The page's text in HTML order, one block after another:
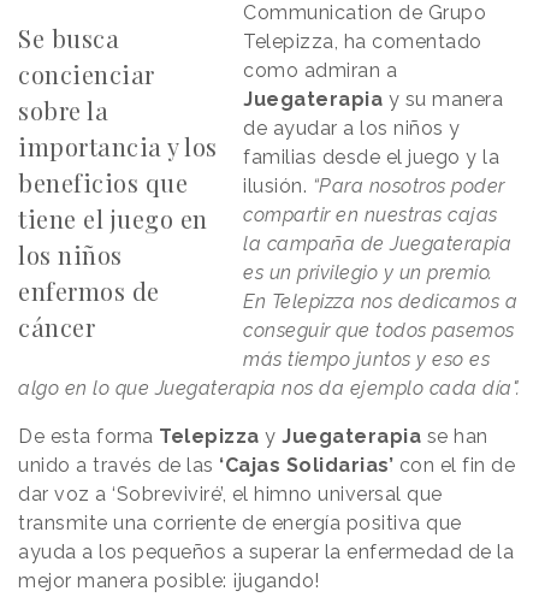
Se busca
concienciar
sobre la
importancia y los
beneficios que
tiene el juego en
los niños
enfermos de
cáncer
Communication de Grupo
Telepizza, ha comentado
como admiran a
Juegaterapia y su manera
de ayudar a los niños y
familias desde el juego y la
ilusión. “Para nosotros poder
compartir en nuestras cajas
la campaña de Juegaterapia
es un privilegio y un premio.
En Telepizza nos dedicamos a
conseguir que todos pasemos
más tiempo juntos y eso es
algo en lo que Juegaterapia nos da ejemplo cada día".
De esta forma Telepizza y Juegaterapia se han
unido a través de las ‘Cajas Solidarias’ con el fin de
dar voz a ‘Sobreviviré’, el himno universal que
transmite una corriente de energía positiva que
ayuda a los pequeños a superar la enfermedad de la
mejor manera posible: ¡jugando!